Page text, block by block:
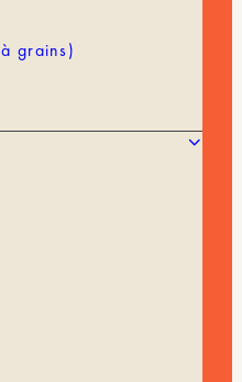
grains)
MACHINE ESPRESSO